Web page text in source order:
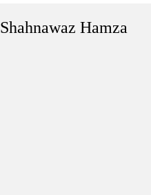
Shahnawaz Hamza